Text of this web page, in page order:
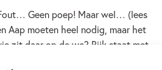
Geen poep! Maar wel… (lees
Aap moeten heel nodig, maar het
zit daar op de wc? Rijk staat met